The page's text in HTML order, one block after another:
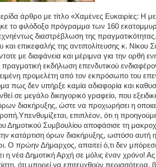
άρθρο με τίτλο «Χαμένες Ευκαιρίες: Η
το φιλόδοξο πρόγραμμα των 160
διαστρέβλωση της
επικεφαλής της αντιπολίτευσης κ. Νίκου
με διαφάνεια και μέριμνα για την ορθή
εκδήλωση επενδυτικού
προμελέτη από τον εκπρόσωπο του
πως δεν υπήρξε καμία αδιαφορία και
σε μεγάλο δικηγορικό γραφείο, που
διακήρυξης, ώστε να προχωρήσει η
επιπλέον, ότι η
Δημοτικού Συμβουλίου αποφάσισε τη
κατάρτιση όρων διακήρυξης, ωστόσο
Ο πρώην Δήμαρχος, απαιτεί ό,τι δεν
η νέα Δημοτική Αρχή σε μόλις έναν χρόνο! Ας
ότι μπορεί να επιτευχθούν περισσότερα,